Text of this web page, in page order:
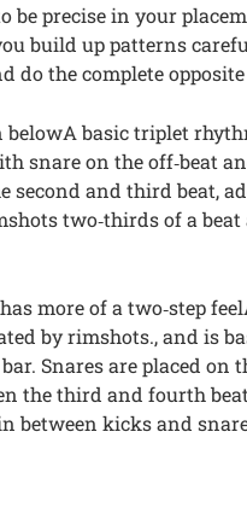
be precise in your
build up patterns
do the complete
basic triplet
snare on the off‑beat
second and third beat,
two‑thirds of a
more of a two‑step
by rimshots., and is
Snares are placed on
the third and fourth
between kicks and